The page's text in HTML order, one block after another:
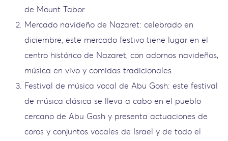
de Mount Tabor.
Mercado navideño de Nazaret: celebrado en
diciembre, este mercado festivo tiene lugar en el
centro histórico de Nazaret, con adornos navideños,
música en vivo y comidas tradicionales.
Festival de música vocal de Abu Gosh: este festival
de música clásica se lleva a cabo en el pueblo
cercano de Abu Gosh y presenta actuaciones de
coros y conjuntos vocales de Israel y de todo el